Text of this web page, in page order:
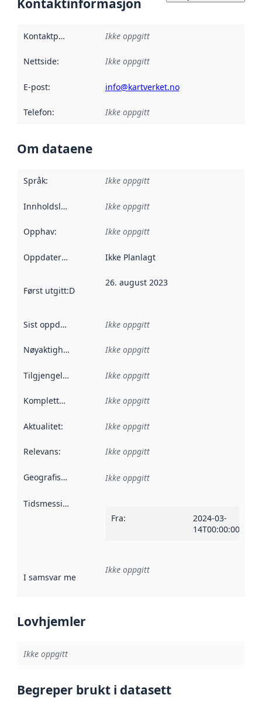
Kontaktinformasjon
Kontaktpunkt Ikke oppgitt
Nettside: Ikke oppgitt
E-post: info@kartverket.no
Telefon: Ikke oppgitt
Om dataene
Språk: Ikke oppgitt
Innholdsleverandører :
Ikke oppgitt
Opphav: Ikke oppgitt
Oppdateringsfrekvens :
Ikke Planlagt
Først utgitt:Denne datoen sier når dataene i dette
26. august 2023
Sist oppdatert Ikke oppgitt
Nøyaktighet Ikke oppgitt
Tilgjengelighet Ikke oppgitt
Kompletthet Ikke oppgitt
Aktualitet: Ikke oppgitt
Relevans: Ikke oppgitt
Geografisk avgrensning :
Ikke oppgitt
Tidsmessig avgrensning
Fra:
2024-03-
14T00:00:00Z
I samsvar med Referanse til en implementasjonsregel
Ikke oppgitt
Lovhjemler
Ikke oppgitt
Begreper brukt i datasett